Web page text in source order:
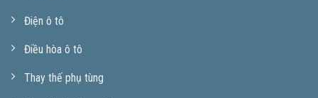
Điện ô tô
Điều hòa ô tô
Thay thế phụ tùng